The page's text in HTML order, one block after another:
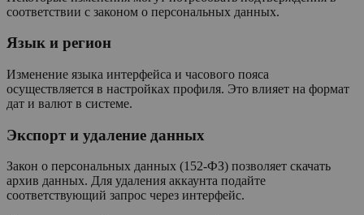
соответствии с законом о персональных данных.
Язык и регион
Изменение языка интерфейса и часового пояса
осуществляется в настройках профиля. Это влияет на формат
дат и валют в системе.
Экспорт и удаление данных
Закон о персональных данных (152-ФЗ) позволяет скачать
архив данных. Для удаления аккаунта подайте
соответствующий запрос через интерфейс.